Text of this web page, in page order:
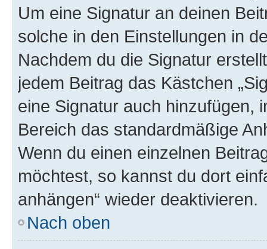
Um eine Signatur an deinen
solche in den Einstellungen in
Nachdem du die Signatur
jedem Beitrag das Kästchen
eine Signatur auch hinzufügen,
Bereich das standardmäßige
Wenn du einen einzelnen
möchtest, so kannst du dort
anhängen“ wieder deaktivieren.
Nach oben